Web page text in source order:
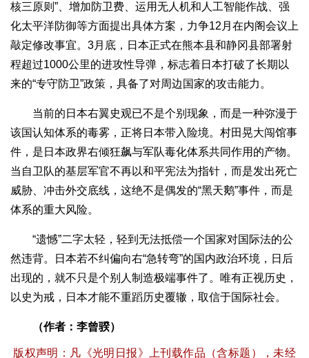
核三原则”、增加防卫费、运用无人机和人工智能作战、强
化太平洋防御等方面提出具体方案，力争12月在内阁会议上
敲定修改事宜。3月底，日本正式在熊本县和静冈县部署射
程超过1000公里的进攻性导弹，标志着日本打破了长期以
来的“专守防卫”政策，具备了对周边国家的攻击能力。
当前的日本右翼史观已不是个别现象，而是一种弥漫于
该国认知体系的毒雾，正将日本带入险境。村田晃大闯馆事
件，是日本政界右倾狂飙与军队毒化体系共同作用的产物。
当自卫队的基层军官不再以和平宪法为指针，而是发出死亡
威胁、冲击外交底线，这绝不是偶发的“黑天鹅”事件，而是
体系的重大风险。
“遗憾”二字太轻，轻到无法抵偿一个国家对国际法的公
然违背。日本若不纠偏向右“急转弯”的国内政治环境，日后
出现的，就不只是个别人制造极端事件了。唯有正视历史，
以史为戒，日本才能不重蹈历史覆辙，取信于国际社会。
（作者：李曾骙）
版权声明：凡《光明日报》上刊载作品（含标题），未经